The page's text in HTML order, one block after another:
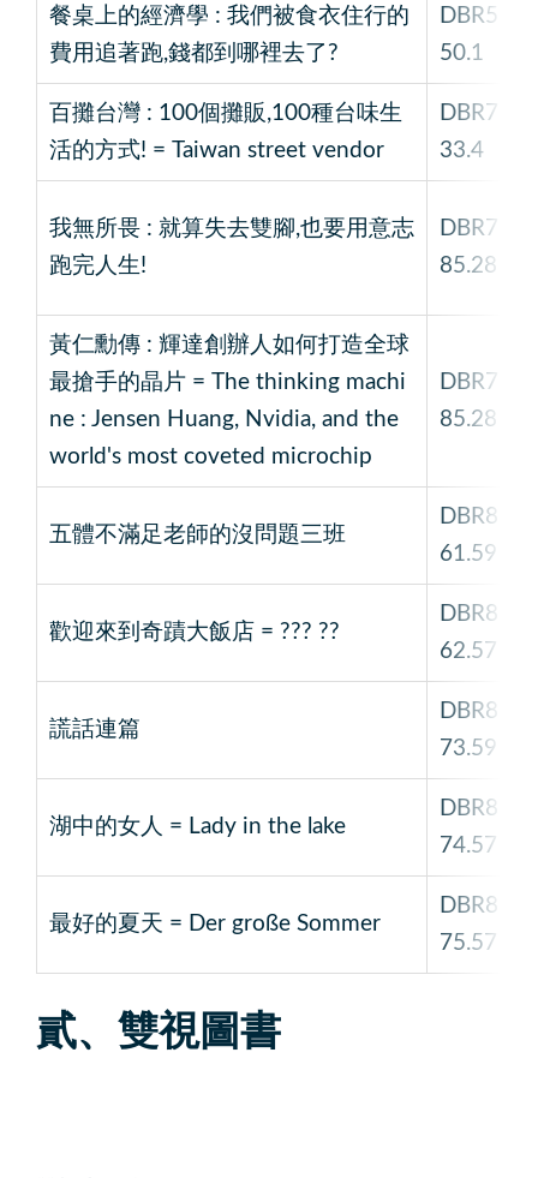
餐桌上的經濟學 : 我們被食衣住行的
費用追著跑,錢都到哪裡去了?
DBR5
50.1
百攤台灣 : 100個攤販,100種台味生
活的方式! = Taiwan street vendor
DBR7
33.4
我無所畏 : 就算失去雙腳,也要用意志
跑完人生!
DBR7
85.28
黃仁勳傳 : 輝達創辦人如何打造全球
最搶手的晶片 = The thinking machi
ne : Jensen Huang, Nvidia, and the
world's most coveted microchip
DBR7
85.28
五體不滿足老師的沒問題三班
DBR8
61.59
歡迎來到奇蹟大飯店 = ??? ??
DBR8
62.57
謊話連篇
DBR8
73.59
湖中的女人 = Lady in the lake
DBR8
74.57
最好的夏天 = Der große Sommer
DBR8
75.57
貳、雙視圖書